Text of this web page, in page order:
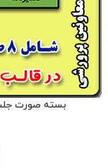
بسته صورت جلسات